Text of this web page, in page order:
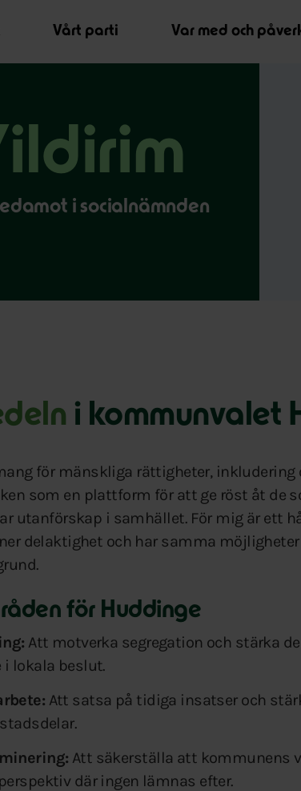
Vårt parti Var med och
i socialnämnden
i kommunvalet
för mänskliga rättigheter, inkludering
som en plattform för att ge röst åt de
utanförskap i samhället. För mig är ett
delaktighet och har samma
för Huddinge
Att motverka segregation och stärka
lokala beslut.
Att satsa på tidiga insatser och
Att säkerställa att kommunens
där ingen lämnas efter.